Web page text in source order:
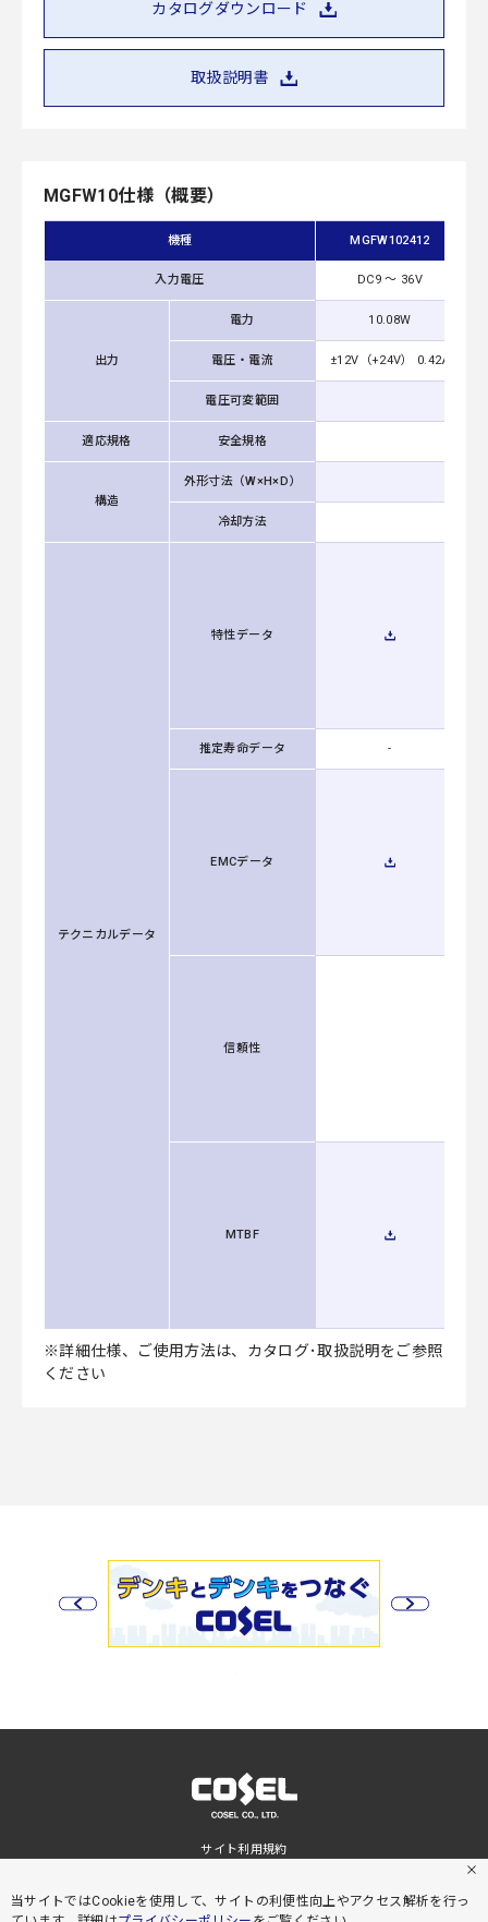
当サイトではCookieを使用して、サイトの利便性向上やアクセス解析を行っ
カタログダウンロード
取扱説明書
MGFW10仕様（概要）
機種 MGFW102412
入力電圧 DC9 ～ 36V
出力
電力 10.08W
電圧・電流 ±12V（+24V） 0.42A
電圧可変範囲
適応規格 安全規格
構造
外形寸法（W×H×D）
冷却方法
テクニカルデータ
特性データ
推定寿命データ -
EMCデータ
信頼性
MTBF
※詳細仕様、ご使用方法は、カタログ･取扱説明をご参照
ください
サイト利用規約